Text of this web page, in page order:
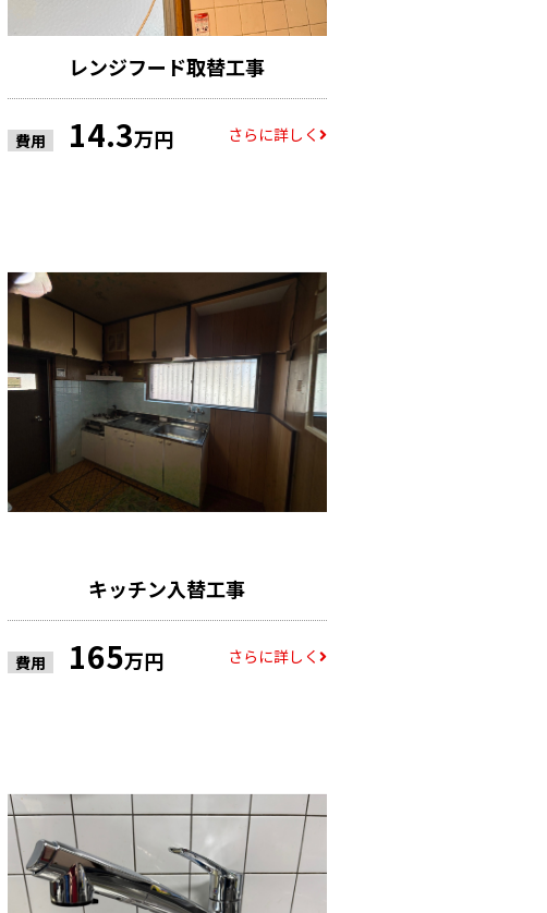
レンジフード取替工事
費用 14.3万円 さらに詳しく
キッチン入替工事
費用 165万円 さらに詳しく